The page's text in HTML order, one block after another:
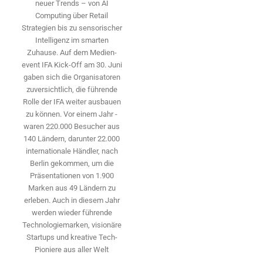
neuer Trends – von AI
Computing über Retail
Strategien bis zu sensorischer
Intelligenz im smarten
Zuhause. Auf dem Medien­
event IFA Kick-Off am 30. Juni
gaben sich die Organisatoren
zuversichtlich, die führende
Rolle der IFA weiter ausbauen
zu können. Vor einem Jahr ­
waren 220.000 Besucher aus
140 ­Ländern, ­darunter 22.000
internationale Händler, nach
Berlin gekommen, um die
Präsen­tationen von 1.900
Marken aus 49 Ländern zu
erleben. Auch in diesem Jahr
werden wieder führende
Technologiemarken, visionäre
Startups und ­kreative Tech-
Pioniere aus aller Welt